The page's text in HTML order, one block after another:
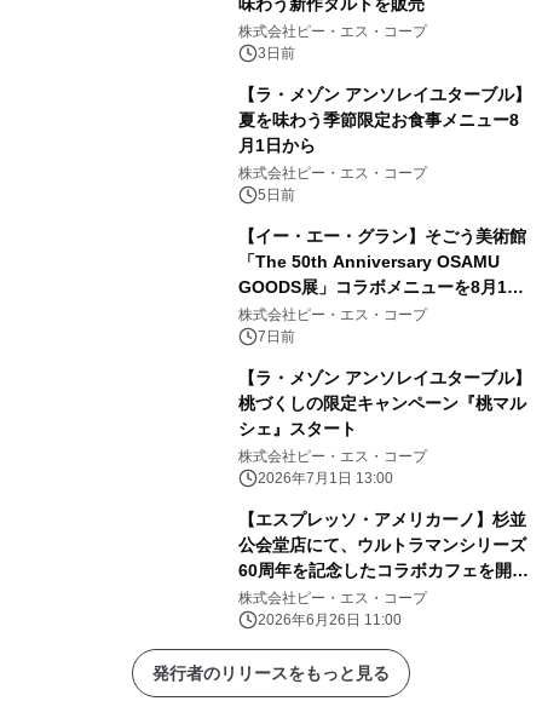
株式会社ピー・エス・コープ
3日前
【ラ・メゾン アンソレイユターブル】
夏を味わう季節限定お食事メニュー8
月1日から
株式会社ピー・エス・コープ
5日前
【イー・エー・グラン】そごう美術館
「The 50th Anniversary OSAMU
GOODS展」コラボメニューを8月1日
より期間限定で販売
株式会社ピー・エス・コープ
7日前
【ラ・メゾン アンソレイユターブル】
桃づくしの限定キャンペーン『桃マル
シェ』スタート
株式会社ピー・エス・コープ
2026年7月1日 13:00
【エスプレッソ・アメリカーノ】杉並
公会堂店にて、ウルトラマンシリーズ
60周年を記念したコラボカフェを開
催！
株式会社ピー・エス・コープ
2026年6月26日 11:00
発行者のリリースをもっと見る